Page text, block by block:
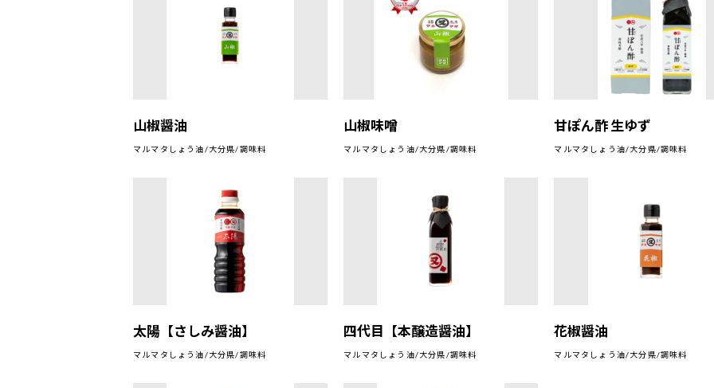
山椒醤油
マルマタしょう油/大分県/調味料
山椒味噌
マルマタしょう油/大分県/調味料
甘ぽん酢 生ゆず
マルマタしょう油/大分県/調味料
太陽【さしみ醤油】
マルマタしょう油/大分県/調味料
四代目【本醸造醤油】
マルマタしょう油/大分県/調味料
花椒醤油
マルマタしょう油/大分県/調味料